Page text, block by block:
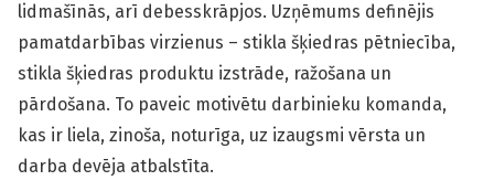
lidmašīnās, arī debesskrāpjos. Uzņēmums definējis
pamatdarbības virzienus – stikla šķiedras pētniecība,
stikla šķiedras produktu izstrāde, ražošana un
pārdošana. To paveic motivētu darbinieku komanda,
kas ir liela, zinoša, noturīga, uz izaugsmi vērsta un
darba devēja atbalstīta.